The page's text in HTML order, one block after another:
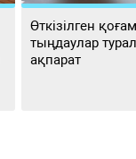
Өткізілген
тыңдаулар
ақпарат